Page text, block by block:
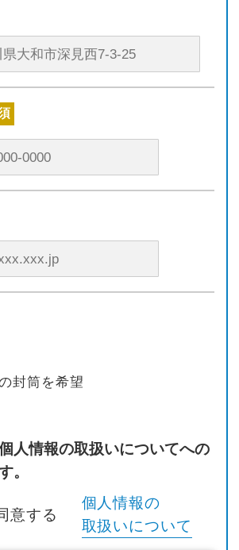
封筒を希望
人情報の取扱いについてへの
。
意する
個人情報の
取扱いについて